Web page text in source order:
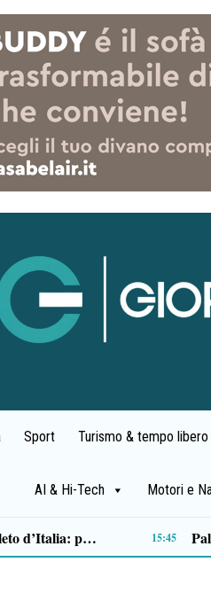
Sport Turismo & tempo libero
AI & Hi-Tech Motori e